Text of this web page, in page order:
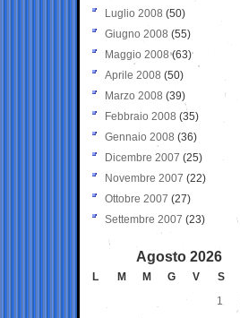
Luglio 2008 (50)
Giugno 2008 (55)
Maggio 2008(63)
Aprile 2008 (50)
Marzo 2008 (39)
Febbraio 2008 (35)
Gennaio 2008 (36)
Dicembre 2007 (25)
Novembre 2007 (22)
Ottobre 2007 (27)
Settembre 2007 (23)
Agosto 2026
L M M G V S
1